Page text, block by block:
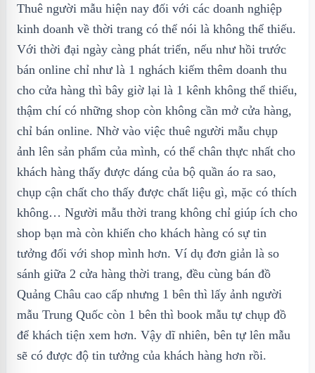
Thuê người mẫu hiện nay đối với các doanh nghiệp
kinh doanh về thời trang có thể nói là không thể thiếu.
Với thời đại ngày càng phát triển, nếu như hồi trước
bán online chỉ như là 1 nghách kiếm thêm doanh thu
cho cửa hàng thì bây giờ lại là 1 kênh không thể thiếu,
thậm chí có những shop còn không cần mở cửa hàng,
chỉ bán online. Nhờ vào việc thuê người mẫu chụp
ảnh lên sản phẩm của mình, có thể chân thực nhất cho
khách hàng thấy được dáng của bộ quần áo ra sao,
chụp cận chất cho thấy được chất liệu gì, mặc có thích
không… Người mẫu thời trang không chỉ giúp ích cho
shop bạn mà còn khiến cho khách hàng có sự tin
tưởng đối với shop mình hơn. Ví dụ đơn giản là so
sánh giữa 2 cửa hàng thời trang, đều cùng bán đồ
Quảng Châu cao cấp nhưng 1 bên thì lấy ảnh người
mẫu Trung Quốc còn 1 bên thì book mẫu tự chụp đồ
để khách tiện xem hơn. Vậy dĩ nhiên, bên tự lên mẫu
sẽ có được độ tin tưởng của khách hàng hơn rồi.